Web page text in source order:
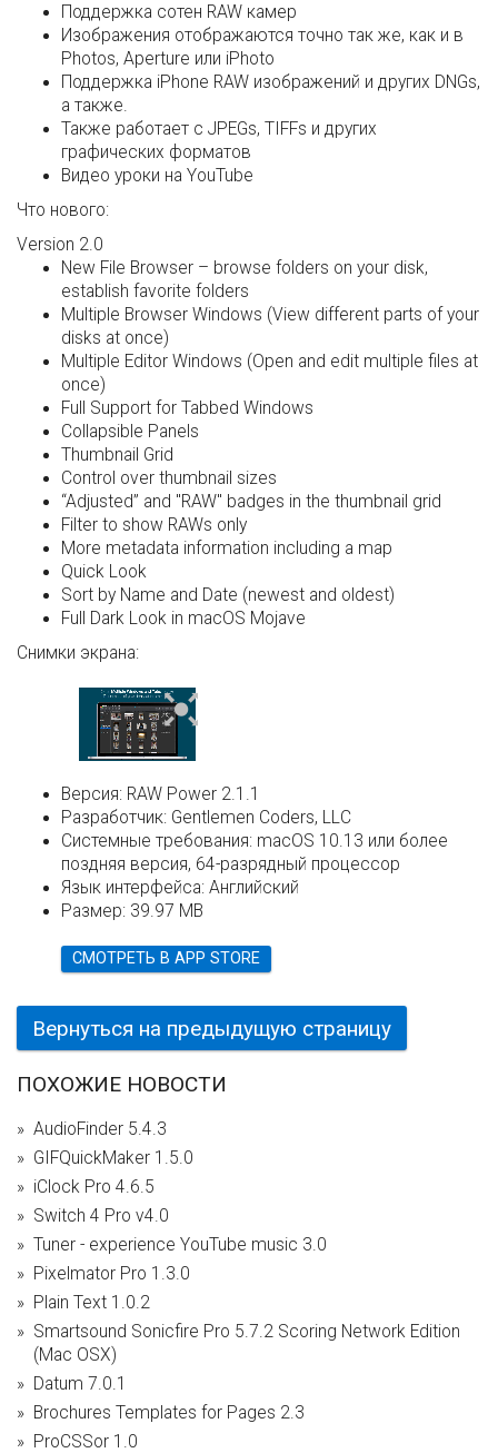
Поддержка сотен RAW камер
Изображения отображаются точно так же, как и в
Photos, Aperture или iPhoto
Поддержка iPhone RAW изображений и других DNGs,
а также.
Также работает с JPEGs, TIFFs и других
графических форматов
Видео уроки на YouTube
Что нового:
Version 2.0
New File Browser – browse folders on your disk,
establish favorite folders
Multiple Browser Windows (View different parts of your
disks at once)
Multiple Editor Windows (Open and edit multiple files at
once)
Full Support for Tabbed Windows
Collapsible Panels
Thumbnail Grid
Control over thumbnail sizes
“Adjusted” and "RAW" badges in the thumbnail grid
Filter to show RAWs only
More metadata information including a map
Quick Look
Sort by Name and Date (newest and oldest)
Full Dark Look in macOS Mojave
Снимки экрана:
Версия: RAW Power 2.1.1
Разработчик: Gentlemen Coders, LLC
Системные требования: macOS 10.13 или более
поздняя версия, 64-разрядный процессор
Язык интерфейса: Английский
Размер: 39.97 MB
СМОТРЕТЬ В APP STORE
Вернуться на предыдущую страницу
ПОХОЖИЕ НОВОСТИ
AudioFinder 5.4.3
GIFQuickMaker 1.5.0
iClock Pro 4.6.5
Switch 4 Pro v4.0
Tuner - experience YouTube music 3.0
Pixelmator Pro 1.3.0
Plain Text 1.0.2
Smartsound Sonicfire Pro 5.7.2 Scoring Network Edition
(Mac OSX)
Datum 7.0.1
Brochures Templates for Pages 2.3
ProCSSor 1.0